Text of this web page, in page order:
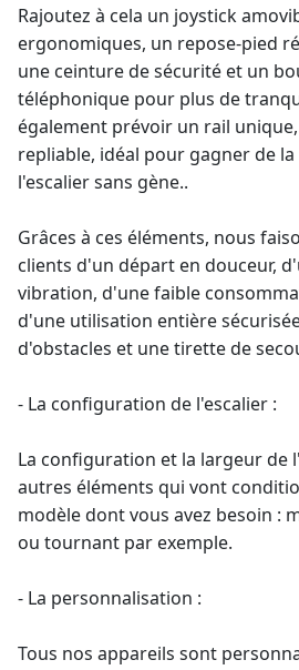
Rajoutez à cela un joystick
ergonomiques, un repose-pied
une ceinture de sécurité et un
téléphonique pour plus de
également prévoir un rail
repliable, idéal pour gagner de
l'escalier sans gène..
Grâces à ces éléments, nous
clients d'un départ en douceur,
vibration, d'une faible
d'une utilisation entière
d'obstacles et une tirette de
- La configuration de l'escalier :
La configuration et la largeur de
autres éléments qui vont
modèle dont vous avez besoin :
ou tournant par exemple.
- La personnalisation :
Tous nos appareils sont